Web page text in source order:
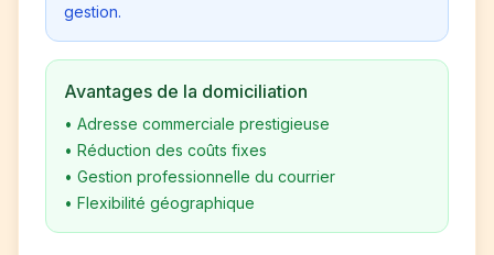
gestion.
Avantages de la domiciliation
• Adresse commerciale prestigieuse
• Réduction des coûts fixes
• Gestion professionnelle du courrier
• Flexibilité géographique